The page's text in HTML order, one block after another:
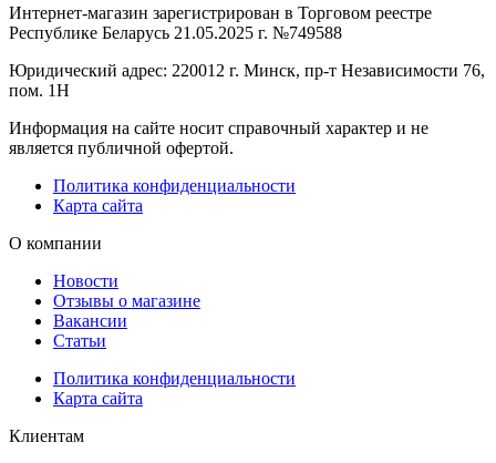
Интернет-магазин зарегистрирован в Торговом реестре
Республике Беларусь 21.05.2025 г. №749588
Юридический адрес: 220012 г. Минск, пр-т Независимости 76,
пом. 1Н
Информация на сайте носит справочный характер и не
является публичной офертой.
Политика конфиденциальности
Карта сайта
О компании
Новости
Отзывы о магазине
Вакансии
Статьи
Политика конфиденциальности
Карта сайта
Клиентам